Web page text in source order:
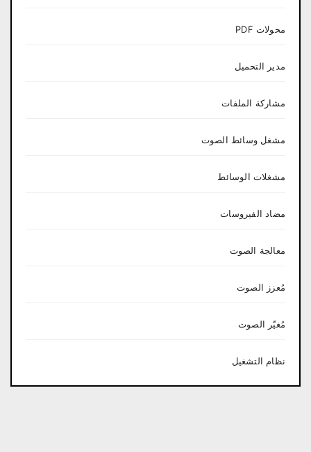
محولات PDF
مدير التحميل
مشاركة الملفات
مشغل وسائط الصوت
مشغلات الوسائط
مضاد الفيروسات
معالجة الصوت
مُعزز الصوت
مُغيّر الصوت
نظام التشغيل